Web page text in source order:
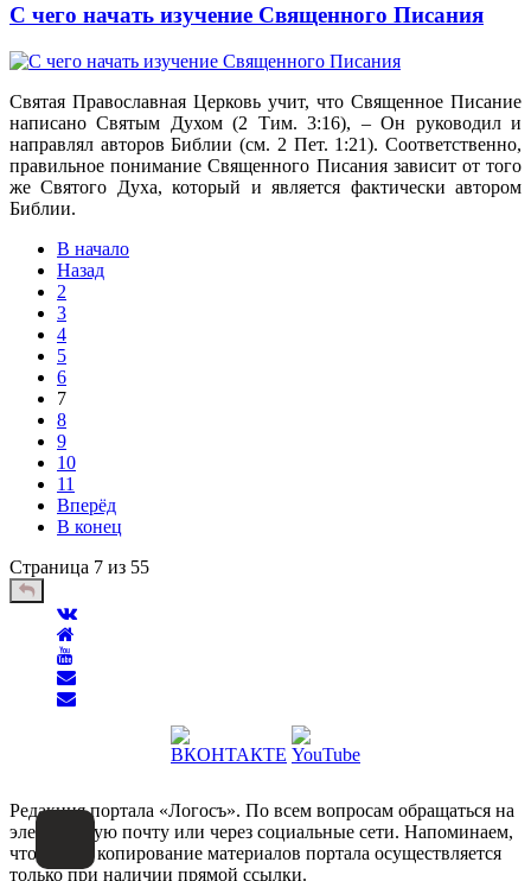
С чего начать изучение Священного Писания
Святая Православная Церковь учит, что Священное Писание
написано Святым Духом (2 Тим. 3:16), – Он руководил и
направлял авторов Библии (см. 2 Пет. 1:21). Соответственно,
правильное понимание Священного Писания зависит от того
же Святого Духа, который и является фактически автором
Библии.
В начало
Назад
2
3
4
5
6
7
8
9
10
11
Вперёд
В конец
Страница 7 из 55
Редакция портала «Логосъ». По всем вопросам обращаться на
электронную почту или через социальные сети. Напоминаем,
что любое копирование материалов портала осуществляется
только при наличии прямой ссылки.